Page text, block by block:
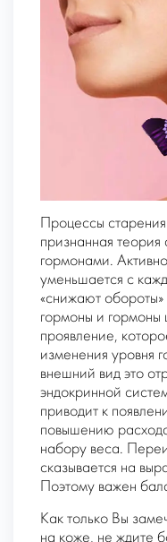
Процессы
признанная теория
гормонами.
уменьшается с
«снижают
гормоны и
проявление,
изменения уровня
внешний вид это
эндокринной
приводит к
повышению
набору веса.
сказывается на
Поэтому важен
Как только Вы
на коже, не ждите